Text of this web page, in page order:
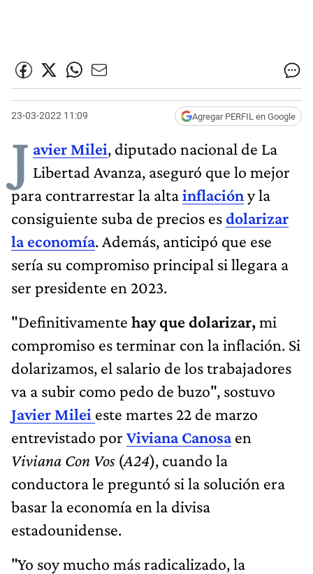
23-03-2022 11:09 Agregar PERFIL en Google
J avier Milei, diputado nacional de La
Libertad Avanza, aseguró que lo mejor
para contrarrestar la altainflacióny la
consiguiente suba de precios esdolarizar
la economía. Además, anticipó que ese
sería su compromiso principal si llegara a
ser presidente en 2023.
"Definitivamente hay que dolarizar,mi
compromiso es terminar con la inflación. Si
dolarizamos, el salario de los trabajadores
va a subir como pedo de buzo", sostuvo
Javier Milei este martes 22 de marzo
entrevistado por Viviana Canosaen
Viviana Con Vos(A24), cuando la
conductora le preguntó si la solución era
basar la economía en la divisa
estadounidense.
"Yo soy mucho más radicalizado, la